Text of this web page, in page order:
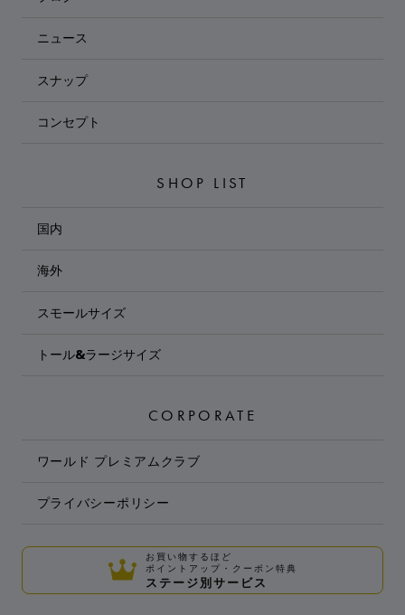
ニュース
スナップ
コンセプト
SHOP LIST
国内
海外
スモールサイズ
トール&ラージサイズ
CORPORATE
ワールド プレミアムクラブ
プライバシーポリシー
お買い物するほど
ポイントアップ・クーポン特典
ステージ別サービス